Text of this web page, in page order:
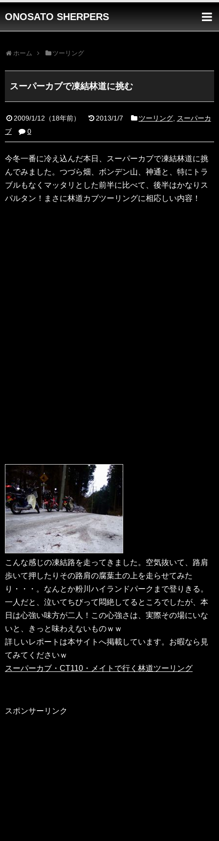
ONOSATO SHERPERS
ホーム ツーリング
スーパーカブで凍結林道に挑む
2009/1/12 （18年前） 2013/1/7 ツーリング,
スーパーカ
ブ
0
今冬一番に冷え込んだ本日、スーパーカブで凍結林道に挑
んでみました。つづら畑、ボンデン山、神通と、特にトラ
ブルもなくマッタリとした前半に比べて、後半はかなりス
パルタン！まさに林道カブツーリングに相応しい内容！
こんな感じの凍結路を走ってきました。空気抜いて、路肩
歩いて押したりその路肩の腐葉土の上を走らせてみた
り・・・。なんとか粉川ハイランドパークまで登りきる。
一人だと、泣いてちびって悶絶してるところでしたが、本
日は心強い味方が二人！この心強さは、実際その場にいな
いと、きっと味わえないものｗｗ
詳しいレポートは本サイトへ掲載しています。お暇なら見
てみてくださいｗ
スーパーカブ・CT110・メイトで行く林道ツーリング
スポンサーリンク